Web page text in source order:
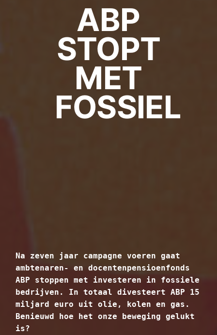
ABP
STOPT
MET
FOSSIEL
Na zeven jaar campagne voeren gaat
ambtenaren- en docentenpensioenfonds
ABP stoppen met investeren in fossiele
bedrijven. In totaal divesteert ABP 15
miljard euro uit olie, kolen en gas.
Benieuwd hoe het onze beweging gelukt
is?